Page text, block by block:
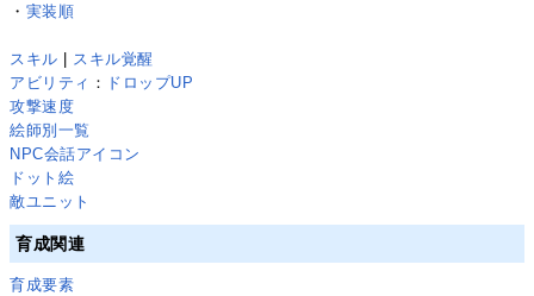
・ 実装順
スキル
スキル覚醒
アビリティ ： ドロップUP
攻撃速度
絵師別一覧
NPC会話アイコン
ドット絵
敵ユニット
育成関連
育成要素